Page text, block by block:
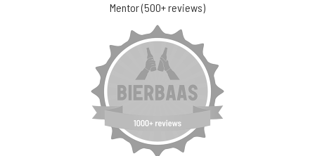
Mentor (500+ reviews)